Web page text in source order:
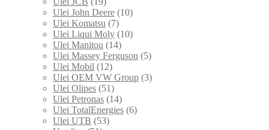
Ulei John Deere (10)
Ulei Komatsu (7)
Ulei Liqui Moly (10)
Ulei Manitou (14)
Ulei Massey Ferguson (5)
Ulei Mobil (12)
Ulei OEM VW Group (3)
Ulei Olipes (51)
Ulei Petronas (14)
Ulei TotalEnergies (6)
Ulei UTB (53)